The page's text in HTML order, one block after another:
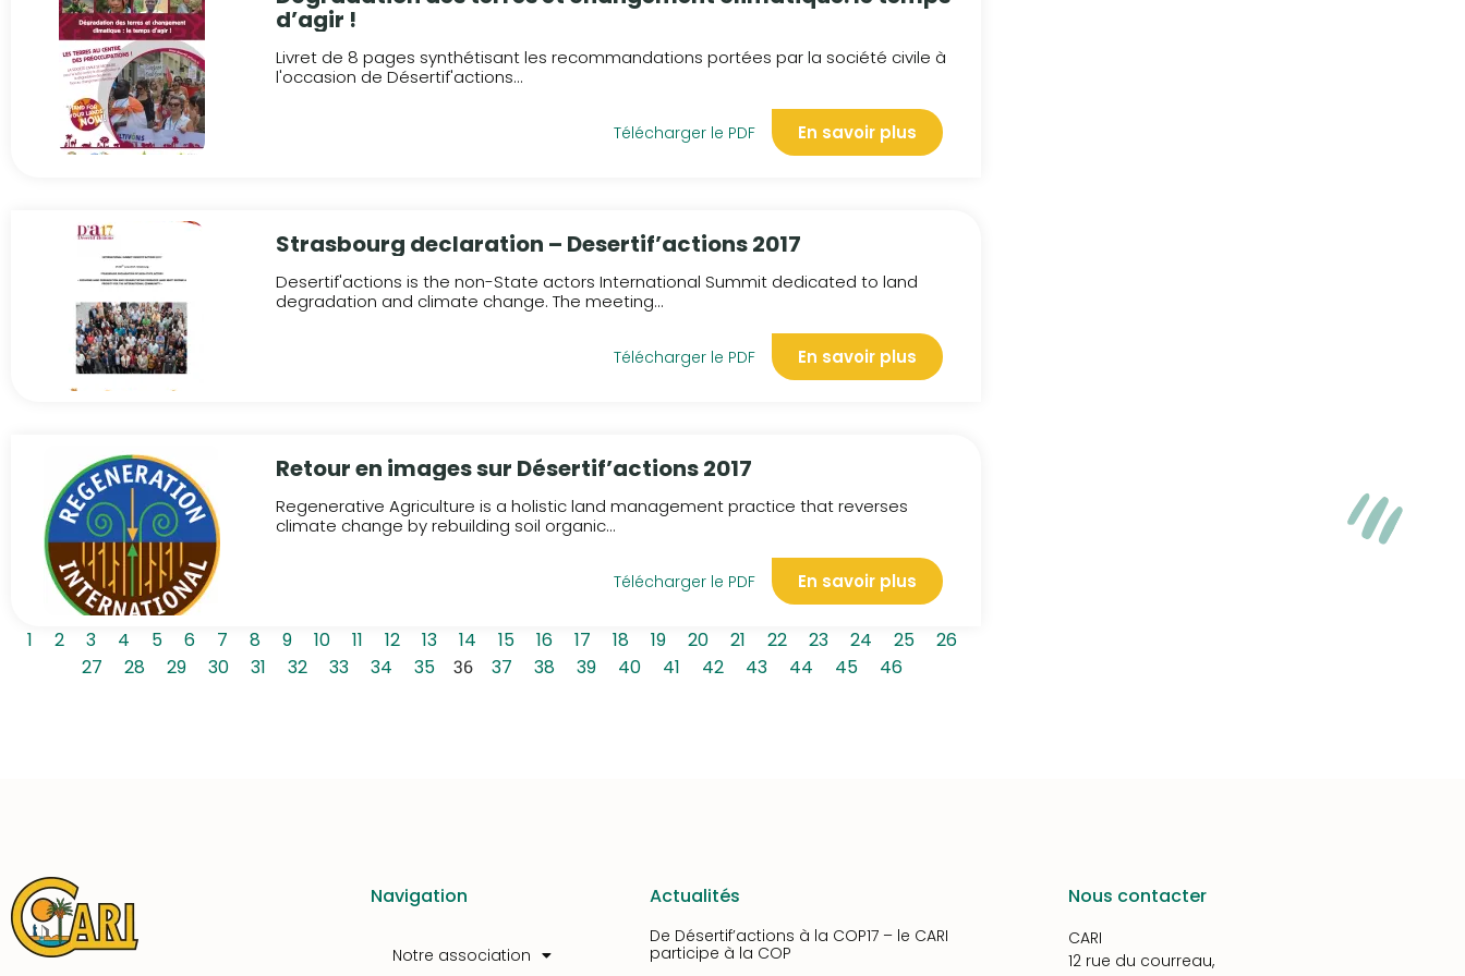
d’agir !
Livret de 8 pages synthétisant les recommandations portées par la société civile à
l'occasion de Désertif'actions...
Télécharger le PDF En savoir plus
Strasbourg declaration – Desertif’actions 2017
Desertif'actions is the non-State actors International Summit dedicated to land
degradation and climate change. The meeting...
Télécharger le PDF En savoir plus
Retour en images sur Désertif’actions 2017
Regenerative Agriculture is a holistic land management practice that reverses
climate change by rebuilding soil organic...
Télécharger le PDF En savoir plus
1 2 3 4 5 6 7 8 9 10 11 12 13 14 15 16 17 18 19 20 21 22 23 24 25
26
27
28 29 30 31 32 33 34 35 36 37 38 39 40 41 42 43 44 45 46
Navigation
Notre association
Actualités
De Désertif’actions à la COP17 – le CARI
participe à la COP
Nous contacter
CARI
12 rue du courreau,